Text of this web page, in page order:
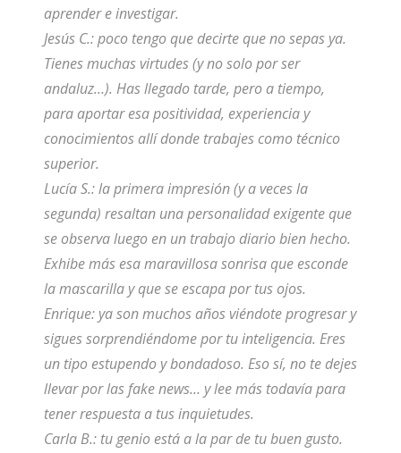
aprender e investigar.
Jesús C.: poco tengo que decirte que no sepas ya.
Tienes muchas virtudes (y no solo por ser
andaluz…). Has llegado tarde, pero a tiempo,
para aportar esa positividad, experiencia y
conocimientos allí donde trabajes como técnico
superior.
Lucía S.: la primera impresión (y a veces la
segunda) resaltan una personalidad exigente que
se observa luego en un trabajo diario bien hecho.
Exhibe más esa maravillosa sonrisa que esconde
la mascarilla y que se escapa por tus ojos.
Enrique: ya son muchos años viéndote progresar y
sigues sorprendiéndome por tu inteligencia. Eres
un tipo estupendo y bondadoso. Eso sí, no te dejes
llevar por las fake news… y lee más todavía para
tener respuesta a tus inquietudes.
Carla B.: tu genio está a la par de tu buen gusto.